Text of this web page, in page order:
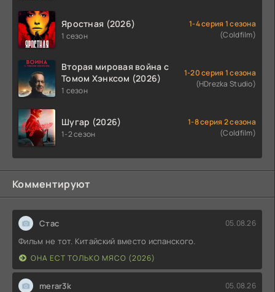
Яростная (2026)
1 сезон
1-4 серия 1 сезона
(Coldfilm)
Вторая мировая война с
Томом Хэнксом (2026)
1 сезон
1-20 серия 1 сезона
(HDrezka Studio)
Шугар (2026)
1-2 сезон
1-8 серия 2 сезона
(Coldfilm)
Комментируют
Стас 05.08.26
Фильм не тот. Китайский вместо испанского.
ОНА ЕСТ ТОЛЬКО МЯСО (2026)
merar3k 05.08.26